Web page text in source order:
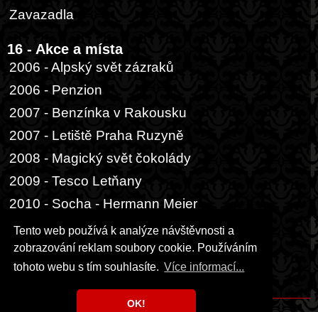
Tento web používá k analýze návštěvnosti a
zobrazování reklam soubory cookie. Používáním
tohoto webu s tím souhlasíte. Více informací...
OK!
Zavazadla
16 - Akce a místa
2006 - Alpský svět zázraků
2006 - Penzion
2007 - Benzínka v Rakousku
2007 - Letiště Praha Ruzyně
2008 - Magický svět čokolády
2009 - Tesco Letňany
2010 - Socha - Hermann Meier
2014 - Buenos Aires, přístav
17 - Ostatní